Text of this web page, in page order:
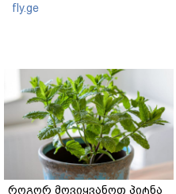
fly.ge
როგორ მოვიყვანოთ პიტნა